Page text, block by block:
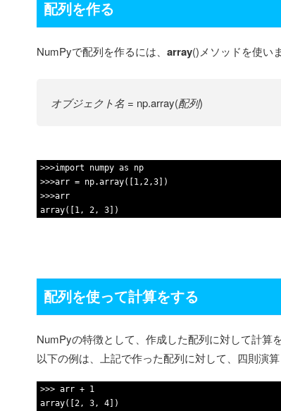
配列を作る
NumPyで配列を作るには、 array()メソッドを使いま
オブジェクト名 = np.array(配列)
>>>import numpy as
np
>>>arr = np.array( [1 , 2 ,3] )
>>>arr
array( [1 , 2 , 3] )
配列を使って計算をする
NumPyの特徴として、作成した配列に対して計算
以下の例は、上記で作った配列に対して、四則演
>>> arr + 1
array( [2 , 3 , 4] )